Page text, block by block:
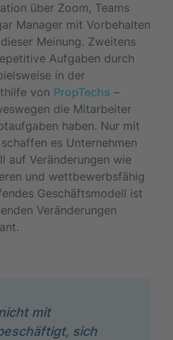
über Zoom, Teams
Manager mit Vorbehalten
Meinung. Zweitens
Aufgaben durch
in der
von PropTechs –
die Mitarbeiter
haben. Nur mit
es Unternehmen
auf Veränderungen wie
und wettbewerbsfähig
Geschäftsmodell ist
Veränderungen
mit
sich